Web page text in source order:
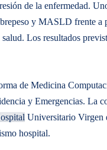
de la enfermedad.
y MASLD frente a
Los resultados
de Medicina
y Emergencias. La
Universitario Virgen
hospital.